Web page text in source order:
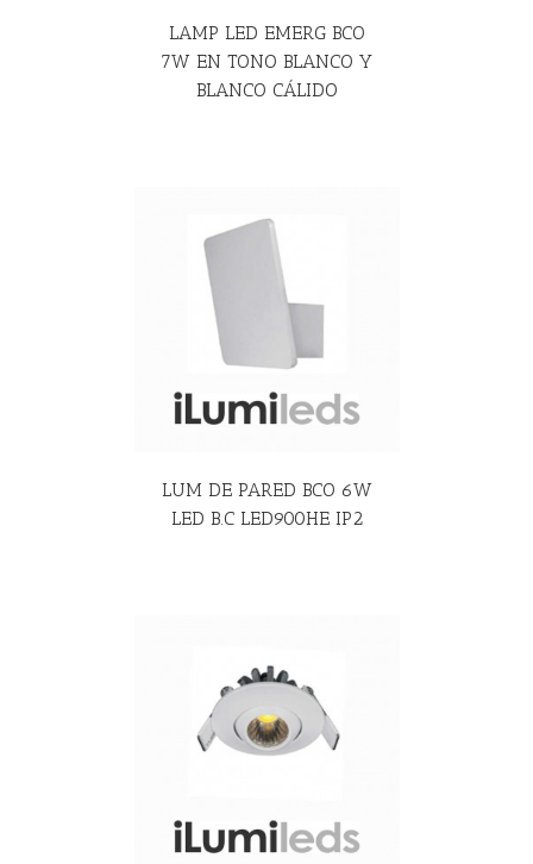
LAMP LED EMERG BCO
7W EN TONO BLANCO Y
BLANCO CÁLIDO
LUM DE PARED BCO 6W
LED B.C LED900HE IP2